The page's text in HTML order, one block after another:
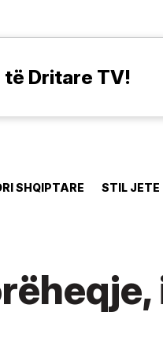
të Dritare TV!
SHQIPTARE STIL JETE